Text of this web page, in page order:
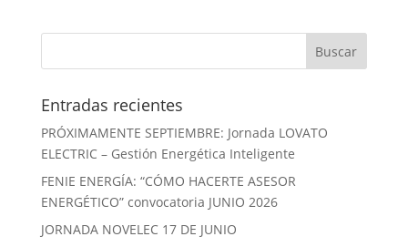
Entradas recientes
PRÓXIMAMENTE SEPTIEMBRE: Jornada LOVATO
ELECTRIC – Gestión Energética Inteligente
FENIE ENERGÍA: “CÓMO HACERTE ASESOR
ENERGÉTICO” convocatoria JUNIO 2026
JORNADA NOVELEC 17 DE JUNIO